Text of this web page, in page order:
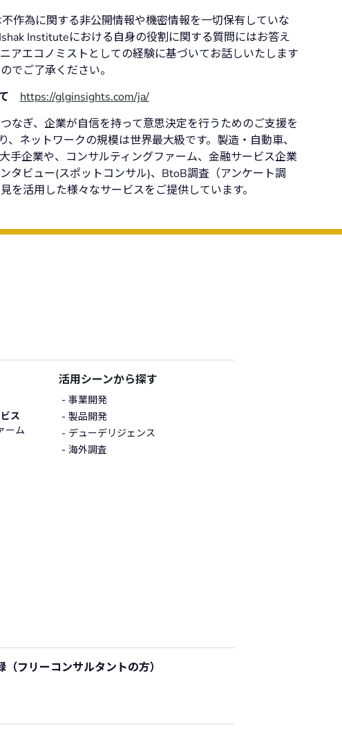
作為に関する非公開情報や機密情報を一切保有していな
Instituteにおける自身の役割に関する質問にはお答え
アエコノミストとしての経験に基づいてお話しいたします
でご了承ください。
https://glginsights.com/ja/
なぎ、企業が自信を持って意思決定を行うためのご支援を
ネットワークの規模は世界最大級です。製造・自動車、
手企業や、コンサルティングファーム、金融サービス企業
タビュー(スポットコンサル)、BtoB調査（アンケート調
活用した様々なサービスをご提供しています。
ス
ーム
活用シーンから探す
事業開発
製品開発
デューデリジェンス
海外調査
（フリーコンサルタントの方）